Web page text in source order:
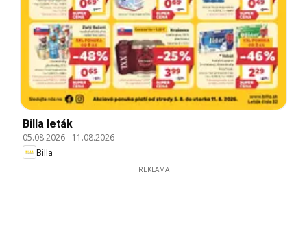
Billa leták
05.08.2026- 11.08.2026
Billa
REKLAMA